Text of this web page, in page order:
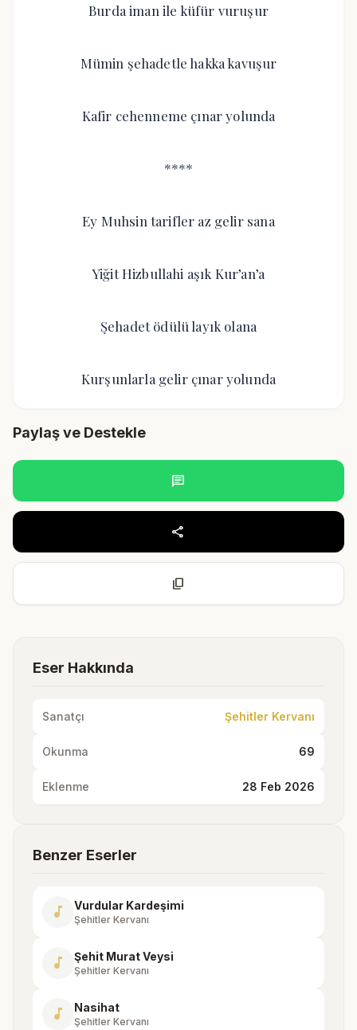
Burda iman ile küfür vuruşur
Mümin şehadetle hakka kavuşur
Kafir cehenneme çınar yolunda
****
Ey Muhsin tarifler az gelir sana
Yiğit Hizbullahi aşık Kur’an’a
Şehadet ödülü layık olana
Kurşunlarla gelir çınar yolunda
Paylaş ve Destekle
chat
share
content_copy
Eser Hakkında
Sanatçı Şehitler Kervanı
Okunma 69
Eklenme 28 Feb 2026
Benzer Eserler
music_note Vurdular Kardeşimi
Şehitler Kervanı
music_note Şehit Murat Veysi
Şehitler Kervanı
music_note Nasihat
Şehitler Kervanı